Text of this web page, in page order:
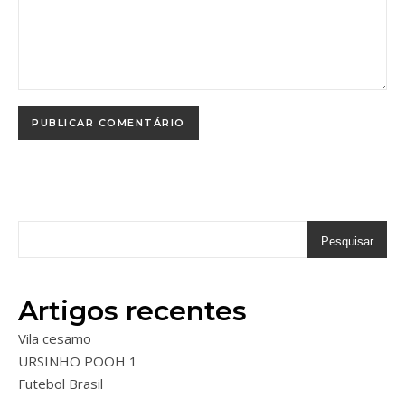
Pesquisar
Artigos recentes
Vila cesamo
URSINHO POOH 1
Futebol Brasil